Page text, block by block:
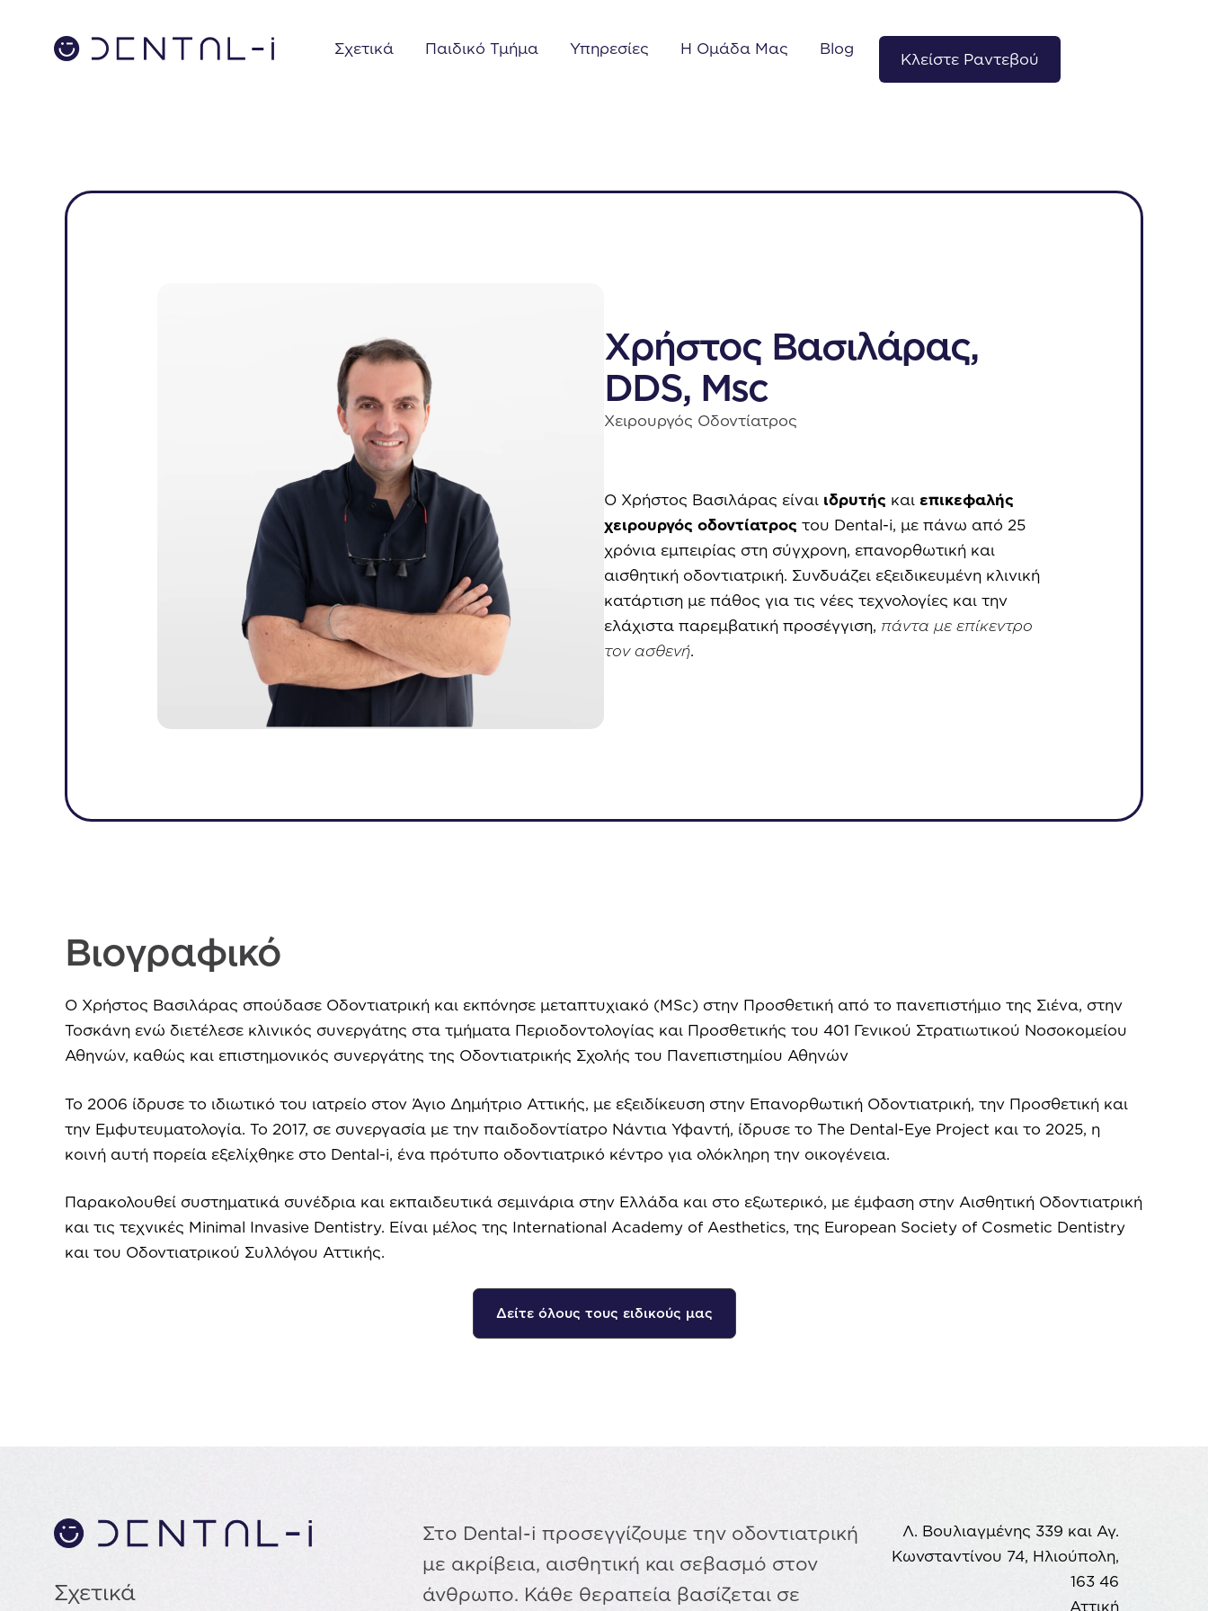
Σχετικά Παιδικό Τμήμα Υπηρεσίες Η Ομάδα Μας Blog
Κλείστε Ραντεβού
Χρήστος Βασιλάρας,
DDS, Msc
Χειρουργός Οδοντίατρος
Ο Χρήστος Βασιλάρας είναι ιδρυτής και επικεφαλής
χειρουργός οδοντίατρος του Dental-i, με πάνω από 25
χρόνια εμπειρίας στη σύγχρονη, επανορθωτική και
αισθητική οδοντιατρική. Συνδυάζει εξειδικευμένη κλινική
κατάρτιση με πάθος για τις νέες τεχνολογίες και την
ελάχιστα παρεμβατική προσέγγιση, πάντα με επίκεντρο
τον ασθενή.
Βιογραφικό
Ο Χρήστος Βασιλάρας σπούδασε Οδοντιατρική και εκπόνησε μεταπτυχιακό (MSc) στην Προσθετική από το πανεπιστήμιο της Σιένα, στην
Τοσκάνη ενώ διετέλεσε κλινικός συνεργάτης στα τμήματα Περιοδοντολογίας και Προσθετικής του 401 Γενικού Στρατιωτικού Νοσοκομείου
Αθηνών, καθώς και επιστημονικός συνεργάτης της Οδοντιατρικής Σχολής του Πανεπιστημίου Αθηνών
Το 2006 ίδρυσε το ιδιωτικό του ιατρείο στον Άγιο Δημήτριο Αττικής, με εξειδίκευση στην Επανορθωτική Οδοντιατρική, την Προσθετική και
την Εμφυτευματολογία. Το 2017, σε συνεργασία με την παιδοδοντίατρο Νάντια Υφαντή, ίδρυσε το The Dental-Eye Project και το 2025, η
κοινή αυτή πορεία εξελίχθηκε στο Dental-i, ένα πρότυπο οδοντιατρικό κέντρο για ολόκληρη την οικογένεια.
Παρακολουθεί συστηματικά συνέδρια και εκπαιδευτικά σεμινάρια στην Ελλάδα και στο εξωτερικό, με έμφαση στην Αισθητική Οδοντιατρική
και τις τεχνικές Minimal Invasive Dentistry. Είναι μέλος της International Academy of Aesthetics, της European Society of Cosmetic Dentistry
και του Οδοντιατρικού Συλλόγου Αττικής.
Δείτε όλους τους ειδικούς μας
Σχετικά
Στο Dental-i προσεγγίζουμε την οδοντιατρική
με ακρίβεια, αισθητική και σεβασμό στον
άνθρωπο. Κάθε θεραπεία βασίζεται σε
Λ. Βουλιαγμένης 339 και Αγ.
Κωνσταντίνου 74, Ηλιούπολη,
163 46
Αττική